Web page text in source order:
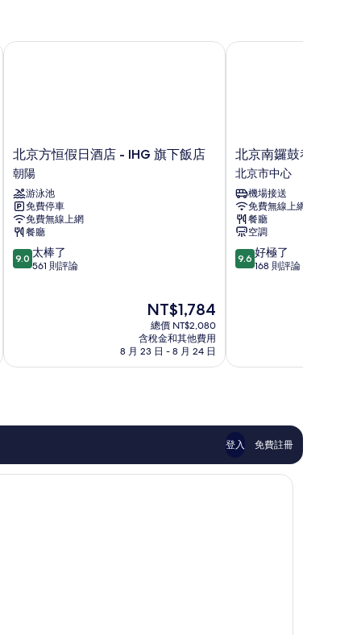
北
京
方
恒
假
日
酒
店
-
陽
北京方恒假日酒店 - IHG 旗下飯店
朝陽
游泳池
免費停車
免費無線上網
餐廳
9.0
分，
了，
論
9.0 太棒了
561 則評論
現
在
價
格
為
NT$1,784
總價 NT$2,080
含稅金和其他費用
8 月 23 日 - 8 月 24 日
北京方恒假日酒店 - IHG 旗下飯店
北
京
南
鑼
鼓
巷
酒
店
北
北京南鑼鼓巷酒店
北京市中心
機場接送
免費無線上網
餐廳
空調
9.6
分，
了，
論
9.6 好極了
168 則評論
北京南鑼鼓巷酒店
登入 免費註冊